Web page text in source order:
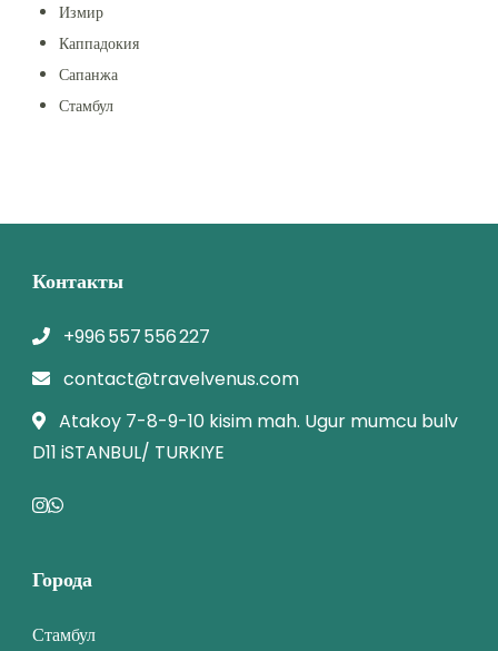
Измир
Каппадокия
Сапанжа
Стамбул
Контакты
+996 557 556 227
contact@travelvenus.com
Atakoy 7-8-9-10 kisim mah. Ugur mumcu bulv
D11 iSTANBUL/ TURKIYE
Города
Стамбул